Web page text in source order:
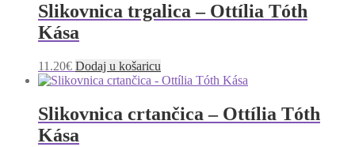
Slikovnica trgalica – Ottília Tóth
Kása
11.20€ Dodaj u košaricu
Slikovnica crtančica – Ottília Tóth
Kása